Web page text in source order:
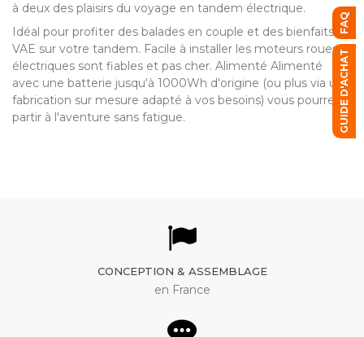
à deux des plaisirs du voyage en tandem électrique.
Idéal pour profiter des balades en couple et des bienfaits du
VAE sur votre tandem. Facile à installer les moteurs roues
électriques sont fiables et pas cher. Alimenté Alimenté
avec une batterie jusqu'à 1000Wh d'origine (ou plus via une
fabrication sur mesure adapté à vos besoins) vous pourrez
partir à l'aventure sans fatigue.
CONCEPTION & ASSEMBLAGE
en France
FAQ
GUIDE D'ACHAT